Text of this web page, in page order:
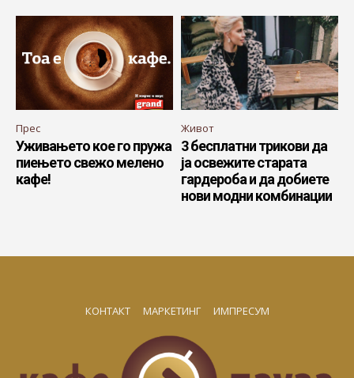
Прес
Уживањето кое го пружа
пиењето свежо мелено
кафе!
Живот
3 бесплатни трикови да
ја освежите старата
гардероба и да добиете
нови модни комбинации
КОНТАКТ МАРКЕТИНГ ИМПРЕСУМ